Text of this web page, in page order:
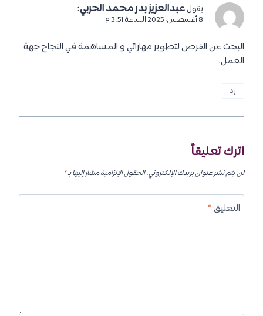
يقول عبدالعزيز بدر محمد الحربي:
8 أغسطس، 2025 الساعة 3:51 م
البحث عن الفرص لتطوير مهاراتي و المساهمة في النجاح جهة
العمل.
رد
اترك تعليقاً
لن يتم نشر عنوان بريدك الإلكتروني.الحقول الإلزامية مشار إليها بـ*
التعليق*